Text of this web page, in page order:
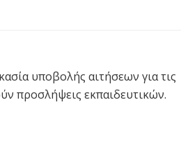
υποβολής αιτήσεων για τις
προσλήψεις εκπαιδευτικών.